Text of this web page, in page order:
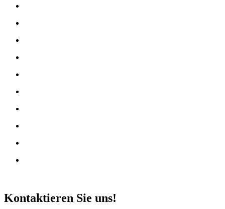
Kontaktieren Sie uns!